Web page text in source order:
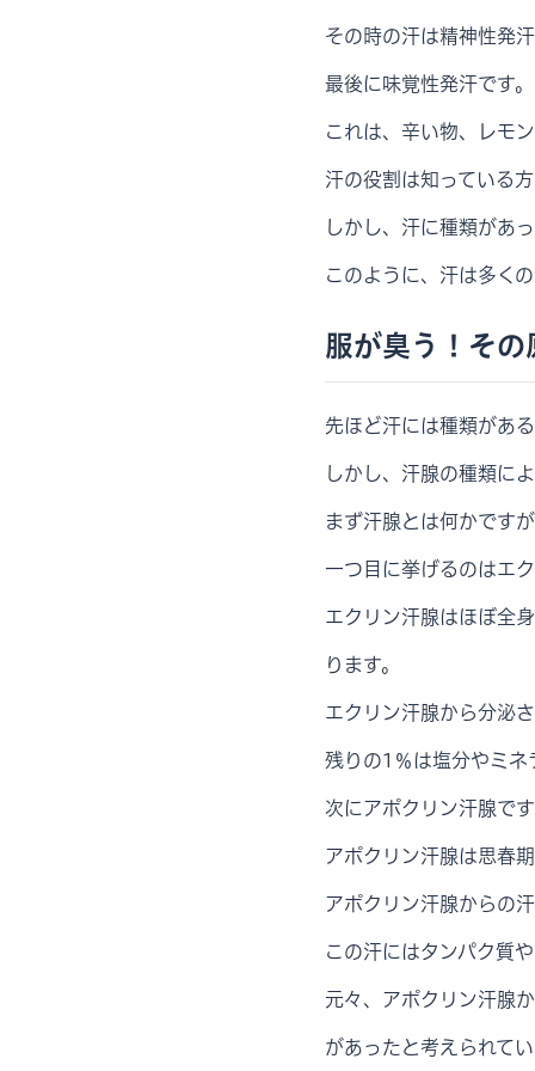
その時の汗は精神性発
最後に味覚性発汗です。
これは、辛い物、レモ
汗の役割は知っている
しかし、汗に種類があ
このように、汗は多く
服が臭う！そ
先ほど汗には種類があ
しかし、汗腺の種類に
まず汗腺とは何かです
一つ目に挙げるのはエ
エクリン汗腺はほぼ全
ります。
エクリン汗腺から分泌
残りの1％は塩分やミネ
次にアポクリン汗腺で
アポクリン汗腺は思春
アポクリン汗腺からの
この汗にはタンパク質
元々、アポクリン汗腺
があったと考えられて